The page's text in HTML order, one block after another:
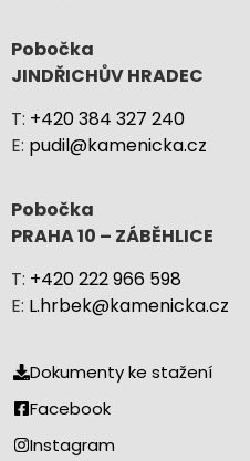
Pobočka
JINDŘICHŮV HRADEC
T: +420 384 327 240
E: pudil@kamenicka.cz
Pobočka
PRAHA 10 – ZÁBĚHLICE
T: +420 222 966 598
E: L.hrbek@kamenicka.cz
Dokumenty ke stažení
Facebook
Instagram